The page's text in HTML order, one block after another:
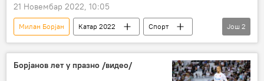
21 Новембар 2022, 10:05
Милан Борјан Катар 2022
Спорт
Фудбал
Катар 2022 – вести
Још 2
Борјанов лет у празно /видео/